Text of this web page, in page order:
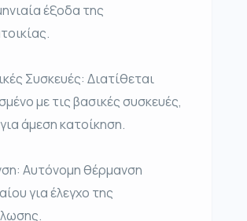
έξοδα της
Συσκευές: Διατίθεται
με τις βασικές συσκευές,
άμεση κατοίκηση.
Αυτόνομη θέρμανση
για έλεγχο της